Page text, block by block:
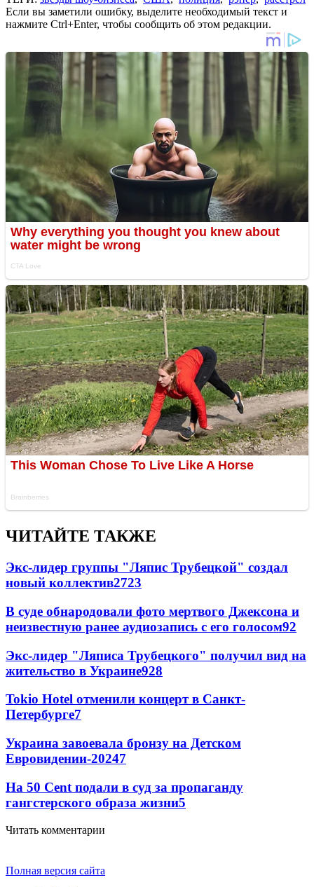
Если вы заметили ошибку, выделите необходимый текст и
нажмите Ctrl+Enter, чтобы сообщить об этом редакции.
ЧИТАЙТЕ ТАКЖЕ
Экс-лидер группы "Ляпис Трубецкой" создал
новый коллектив2723
В суде обнародовали фото мертвого Джексона и
неизвестную ранее аудиозапись с его голосом92
Экс-лидер "Ляписа Трубецкого" получил вид на
жительство в Украине928
Tokio Hotel отменили концерт в Санкт-
Петербурге7
Украина завоевала бронзу на Детском
Евровидении-20247
На 50 Cent подали в суд за пропаганду
гангстерского образа жизни5
Читать комментарии
Полная версия сайта